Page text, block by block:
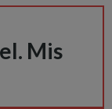
Mis